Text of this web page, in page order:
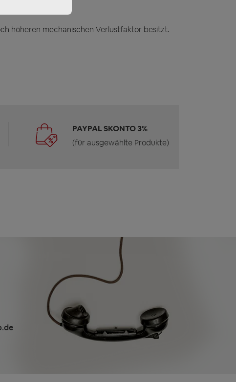
höheren mechanischen Verlustfaktor besitzt.
PAYPAL SKONTO 3%
(für ausgewählte Produkte)